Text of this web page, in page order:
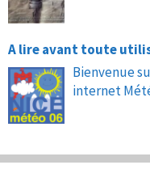
A lire avant toute
Bienvenue
internet